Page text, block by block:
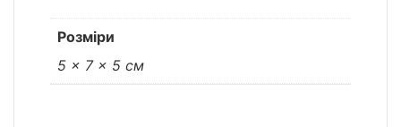
Розміри
5 × 7 × 5 см